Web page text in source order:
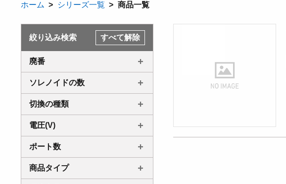
ホーム シリーズ一覧 商品一覧
絞り込み検索 すべて解除
廃番
ソレノイドの数
切換の種類
電圧(V)
ポート数
商品タイプ